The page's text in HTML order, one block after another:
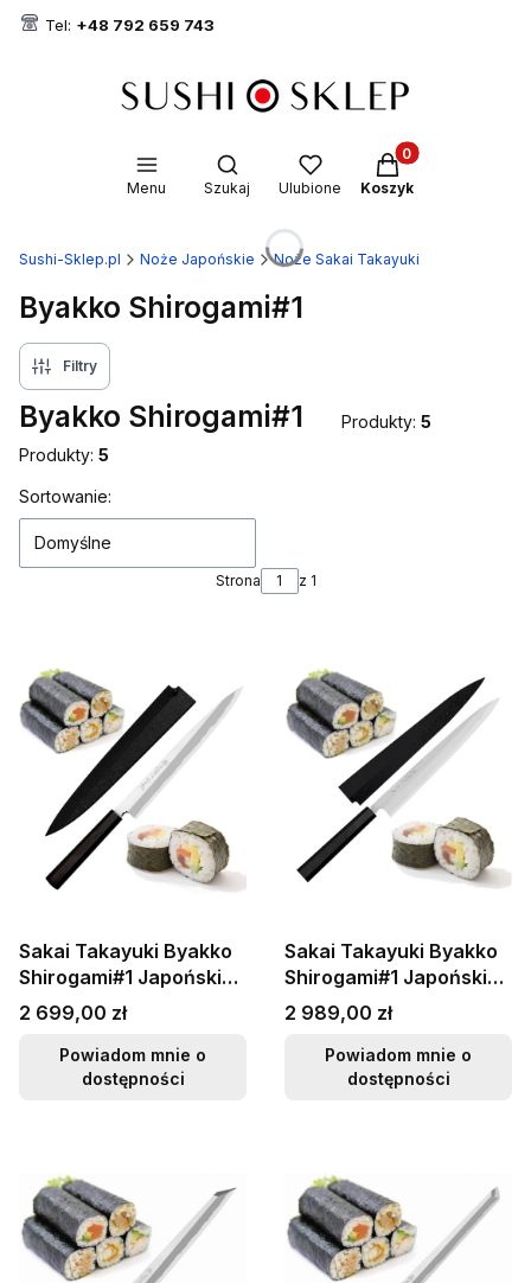
Tel: +48 792 659 743
Menu
Otwórz wyszukiwarkę
Szukaj Ulubione
Produkty w
Koszyk
Sushi-Sklep.pl Noże Japońskie Noże Sakai Takayuki
Byakko Shirogami#1
Filtry
Byakko Shirogami#1 Produkty: 5
Produkty: 5
Lista produktów
Sortowanie:
Domyślne
Strona z 1
Sakai Takayuki Byakko
Shirogami#1 Japoński
Nóż Kiritsuke Yanagiba
Cena
2 699,00 zł
Powiadom mnie o
dostępności
Sakai Takayuki Byakko
Shirogami#1 Japoński
Nóż Yanagiba 27 cm
Cena
2 989,00 zł
Powiadom mnie o
dostępności